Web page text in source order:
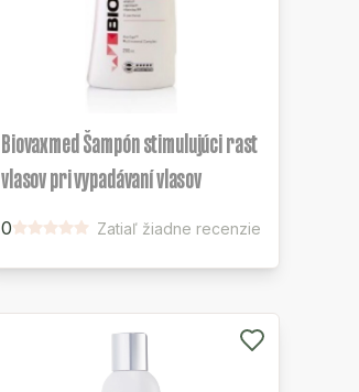
Biovaxmed Šampón stimulujúci rast
vlasov pri vypadávaní vlasov
0 Zatiaľ žiadne recenzie